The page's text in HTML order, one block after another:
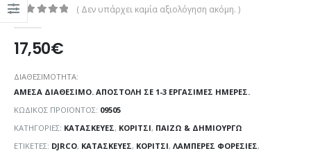
( Δεν υπάρχει καμία αξιολόγηση ακόμη. )
17,50€
ΔΙΑΘΕΣΙΜΌΤΗΤΑ:
ΆΜΕΣΑ ΔΙΑΘΈΣΙΜΟ. ΑΠΟΣΤΟΛΉ ΣΕ 1-3 ΕΡΓΆΣΙΜΕΣ ΗΜΈΡΕΣ.
ΚΩΔΙΚΌΣ ΠΡΟΪΌΝΤΟΣ: 09505
ΚΑΤΗΓΟΡΊΕΣ: ΚΑΤΑΣΚΕΥΈΣ, ΚΟΡΊΤΣΙ, ΠΑΊΖΩ & ΔΗΜΙΟΥΡΓΏ
ΕΤΙΚΈΤΕΣ: DJRCO, ΚΑΤΑΣΚΕΥΈΣ, ΚΟΡΊΤΣΙ, ΛΑΜΠΕΡΈΣ ΦΟΡΕΣΙΈΣ,